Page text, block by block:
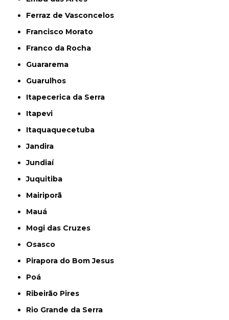
Ferraz de Vasconcelos
Francisco Morato
Franco da Rocha
Guararema
Guarulhos
Itapecerica da Serra
Itapevi
Itaquaquecetuba
Jandira
Jundiaí
Juquitiba
Mairiporã
Mauá
Mogi das Cruzes
Osasco
Pirapora do Bom Jesus
Poá
Ribeirão Pires
Rio Grande da Serra